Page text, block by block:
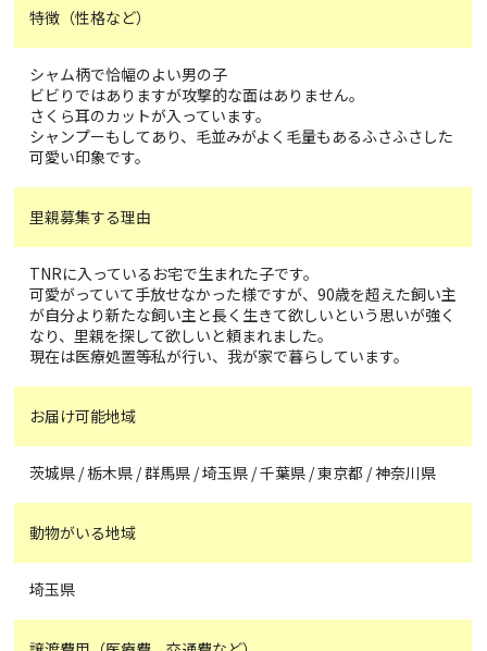
特徴（性格など）
シャム柄で恰幅のよい男の子
ビビりではありますが攻撃的な面はありません。
さくら耳のカットが入っています。
シャンプーもしてあり、毛並みがよく毛量もあるふさふさした
可愛い印象です。
里親募集する理由
TNRに入っているお宅で生まれた子です。
可愛がっていて手放せなかった様ですが、90歳を超えた飼い主
が自分より新たな飼い主と長く生きて欲しいという思いが強く
なり、里親を探して欲しいと頼まれました。
現在は医療処置等私が行い、我が家で暮らしています。
お届け可能地域
茨城県 / 栃木県 / 群馬県 / 埼玉県 / 千葉県 / 東京都 / 神奈川県
動物がいる地域
埼玉県